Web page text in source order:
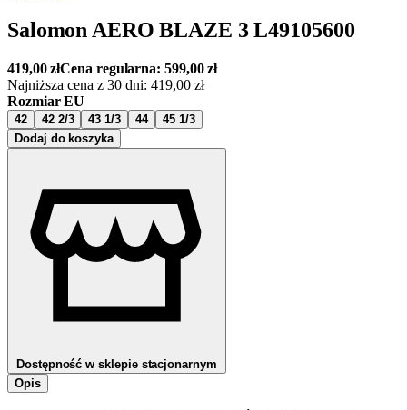
Salomon AERO BLAZE 3 L49105600
419,00złCena regularna:599,00zł
Najniższa cena z 30 dni: 419,00 zł
Rozmiar EU
42 42 2/3 43 1/3 44
45 1/3
Dodaj do koszyka
Dostępność w sklepie stacjonarnym
Opis